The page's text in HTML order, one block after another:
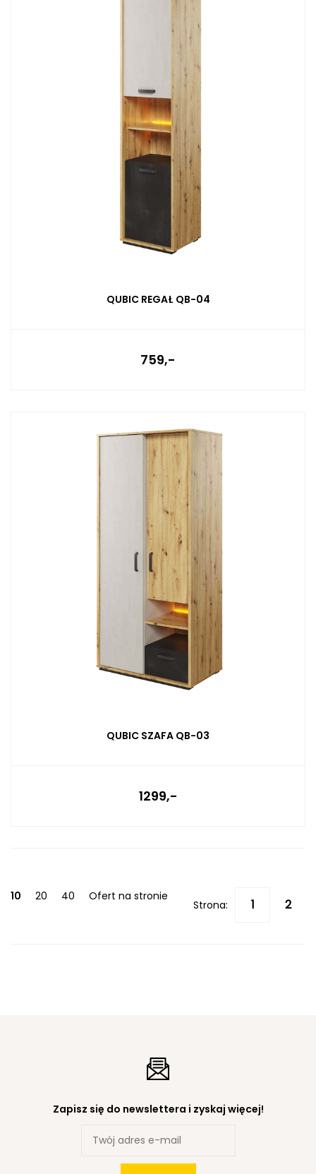
QUBIC REGAŁ QB-04
759,-
QUBIC SZAFA QB-03
1299,-
10 20 40 Ofert na stronie
Strona:
Zapisz się do newslettera i zyskaj więcej!